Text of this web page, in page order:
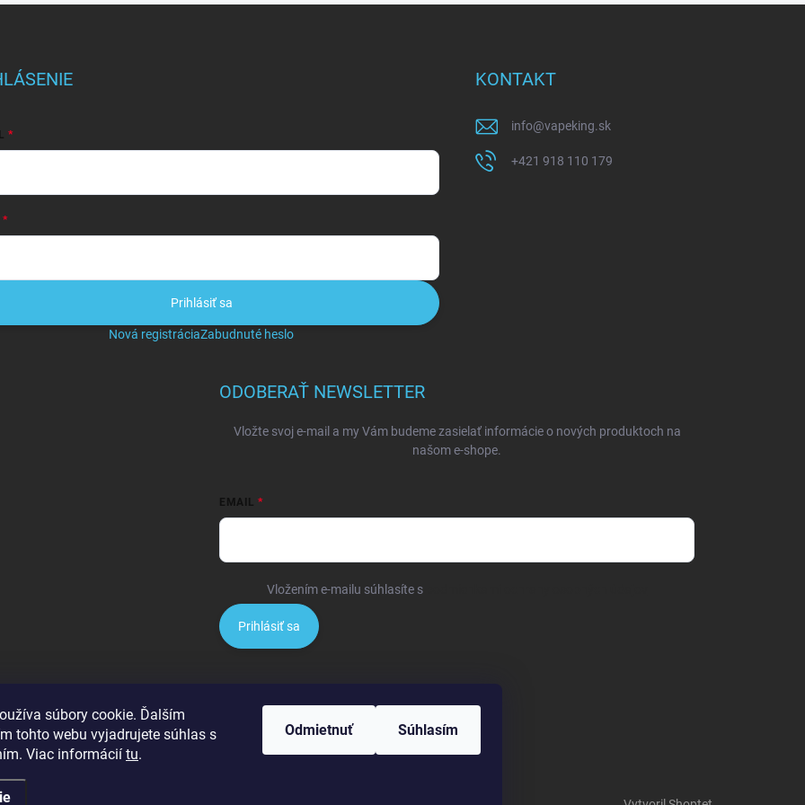
súbory cookie. Ďalším
tohto webu vyjadrujete súhlas s
Viac informácií tu.
Odmietnuť Súhlasím
Prihlásiť sa
Nová registráciaZabudnuté heslo
KONTAKT
info@vapeking.sk
+421 918 110 179
ODOBERAŤ NEWSLETTER
Vložte svoj e-mail a my Vám budeme zasielať informácie o nových produktoch na
našom e-shope.
EMAIL
Vložením e-mailu súhlasíte s
Prihlásiť sa